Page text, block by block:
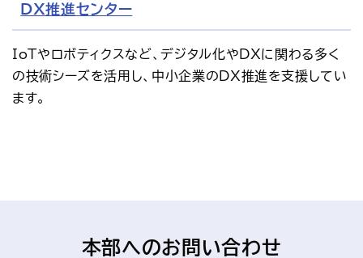
DX推進センター
IoTやロボティクスなど、デジタル化やDXに関わる多く
の技術シーズを活用し、中小企業のDX推進を支援してい
ます。
本部へのお問い合わせ